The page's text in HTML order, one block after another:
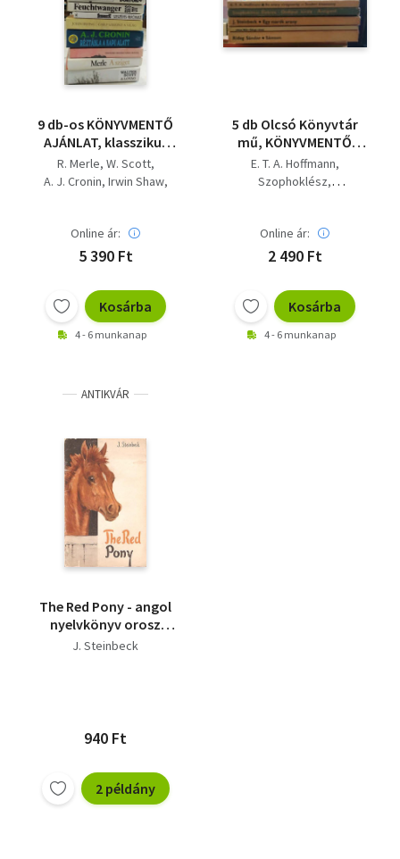
9 db-os KÖNYVMENTŐ
AJÁNLAT, klasszikus
mű: A sziget+ A lovag+
Réztábla a kapu alatt+
Szeszélyes autóbusz+
Garp szerint a világ+
Jud Süss+ Carrie,
R. Merle W. Scott
A. J. Cronin Irwin Shaw
J. Steinbeck John Irving
Feuchtwanger
Online ár:
5 390 Ft
Kosárba
4 - 6 munkanap
5 db Olcsó Könyvtár
mű, KÖNYVMENTŐ
AJÁNLAT:
Sűmson+Sárga
király/Antigoné+Az
arany
virágcserép/Scuderi
E. T. A. Hoffmann
Szophoklész
Online ár:
2 490 Ft
Kosárba
4 - 6 munkanap
ANTIKVÁR
The Red Pony - angol
nyelvkönyv orosz
anyanyelvűeknek
J. Steinbeck
940 Ft
2 példány